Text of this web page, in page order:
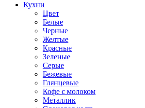
Кухни
Цвет
Белые
Черные
Желтые
Красные
Зеленые
Серые
Бежевые
Глянцевые
Кофе с молоком
Металлик